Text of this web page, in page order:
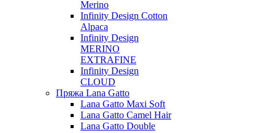
Merino
Infinity Design Cotton
Alpaca
Infinity Design
MERINO
EXTRAFINE
Infinity Design
CLOUD
Пряжа Lana Gatto
Lana Gatto Maxi Soft
Lana Gatto Camel Hair
Lana Gatto Double